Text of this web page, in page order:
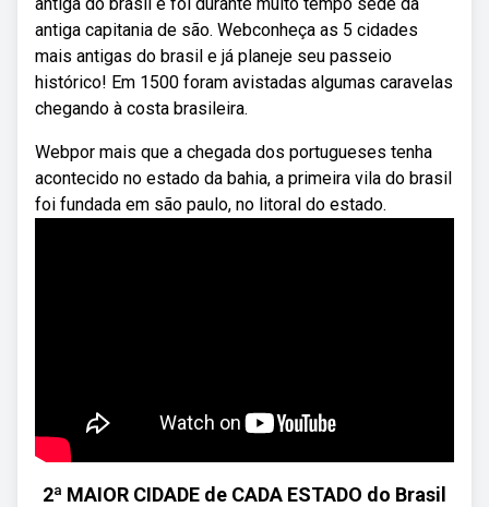
antiga capitania de são. Webconheça as 5 cidades
mais antigas do brasil e já planeje seu passeio
histórico! Em 1500 foram avistadas algumas caravelas
chegando à costa brasileira.
Webpor mais que a chegada dos portugueses tenha
acontecido no estado da bahia, a primeira vila do brasil
foi fundada em são paulo, no litoral do estado.
2ª MAIOR CIDADE de CADA ESTADO do Brasil